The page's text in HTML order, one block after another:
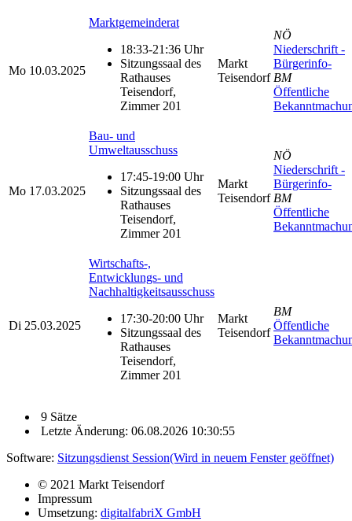
Mo 10.03.2025
Marktgemeinderat
18:33-21:36 Uhr
Sitzungssaal des
Rathauses
Teisendorf,
Zimmer 201
Markt
Teisendorf
NÖ
Niederschrift -
Bürgerinfo-
BM
Öffentliche
Mo 17.03.2025
Bau- und
Umweltausschuss
17:45-19:00 Uhr
Sitzungssaal des
Rathauses
Teisendorf,
Zimmer 201
Markt
Teisendorf
NÖ
Niederschrift -
Bürgerinfo-
BM
Öffentliche
Di 25.03.2025
Wirtschafts-,
Entwicklungs- und
Nachhaltigkeitsausschuss
17:30-20:00 Uhr
Sitzungssaal des
Rathauses
Teisendorf,
Zimmer 201
Markt
Teisendorf
BM
Öffentliche
9 Sätze
Letzte Änderung: 06.08.2026 10:30:55
Software: Sitzungsdienst Session(Wird in neuem Fenster geöffnet)
© 2021 Markt Teisendorf
Impressum
Umsetzung: digitalfabriX GmbH